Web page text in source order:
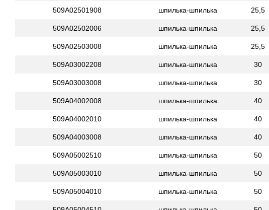
509A02501908 шпилька-шпилька 25,5
509A02502006 шпилька-шпилька 25,5
509A02503008 шпилька-шпилька 25,5
509A03002208 шпилька-шпилька 30
509A03003008 шпилька-шпилька 30
509A04002008 шпилька-шпилька 40
509A04002010 шпилька-шпилька 40
509A04003008 шпилька-шпилька 40
509A05002510 шпилька-шпилька 50
509A05003010 шпилька-шпилька 50
509A05004010 шпилька-шпилька 50